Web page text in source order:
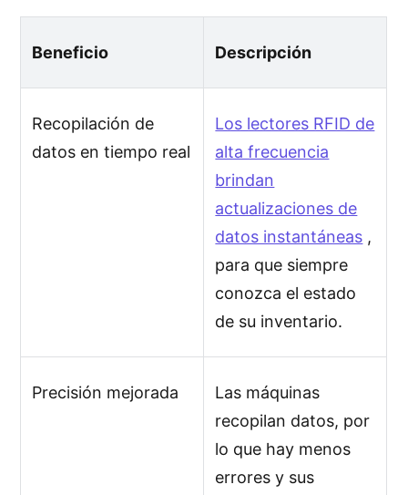
Beneficio Descripción
Recopilación de
datos en tiempo real
Los lectores RFID de
alta frecuencia
brindan
actualizaciones de
datos instantáneas ,
para que siempre
conozca el estado
de su inventario.
Precisión mejorada
Las máquinas
recopilan datos, por
lo que hay menos
errores y sus